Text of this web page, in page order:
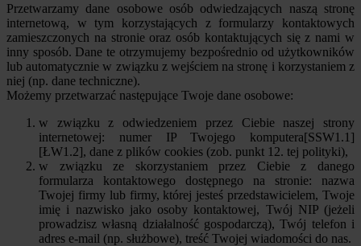
Przetwarzamy dane osobowe osób odwiedzających naszą stronę
internetową, w tym korzystających z formularzy kontaktowych
zamieszczonych na stronie oraz osób kontaktujących się z nami w
inny sposób. Dane te otrzymujemy bezpośrednio od użytkowników
lub automatycznie w związku z wejściem na stronę i korzystaniem z
niej (np. dane techniczne).
Możemy przetwarzać następujące Twoje dane osobowe:
w związku z odwiedzeniem przez Ciebie naszej strony
internetowej: numer IP Twojego komputera[SSW1.1]
[ŁW1.2], dane z plików cookies (zob. punkt 12. tej polityki),
w związku ze skorzystaniem przez Ciebie z danego
formularza kontaktowego dostępnego na stronie: nazwa
Twojej firmy lub firmy, której jesteś przedstawicielem, Twoje
imię i nazwisko jako osoby kontaktowej, Twój NIP (jeżeli
prowadzisz własną działalność gospodarczą), Twój telefon i
adres e-mail (np. służbowe), treść Twojej wiadomości do nas.